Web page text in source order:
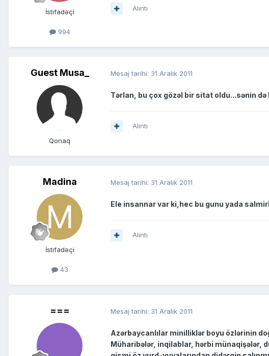
İstifadəçi
994
Alıntı
Guest Musa_
Qonaq
Mesaj tarihi: 31 Aralık 2011
Tərlan, bu çox gözəl bir sitat oldu...sənin də
Alıntı
Madina
İstifadəçi
43
Mesaj tarihi: 31 Aralık 2011
Ele insannar var ki,hec bu gunu yada
Alıntı
=== Mesaj tarihi: 31 Aralık 2011
Azərbaycanlılar minilliklər boyu özlərinin
Müharibələr, inqilablar, hərbi münaqişələr,